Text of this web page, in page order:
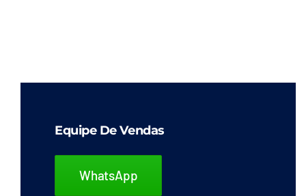
Equipe De Vendas
WhatsApp